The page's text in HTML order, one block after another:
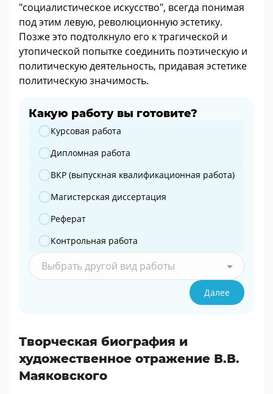
"социалистическое искусство", всегда понимая
под этим левую, революционную эстетику.
Позже это подтолкнуло его к трагической и
утопической попытке соединить поэтическую и
политическую деятельность, придавая эстетике
политическую значимость.
Какую работу вы готовите?
Какую работу вы готовите?
Курсовая работа
Дипломная работа
ВКР (выпускная квалификационная работа)
Магистерская диссертация
Реферат
Контрольная работа
Выбрать другой вид работы
Далее
Творческая биография и
художественное отражение В.В.
Маяковского